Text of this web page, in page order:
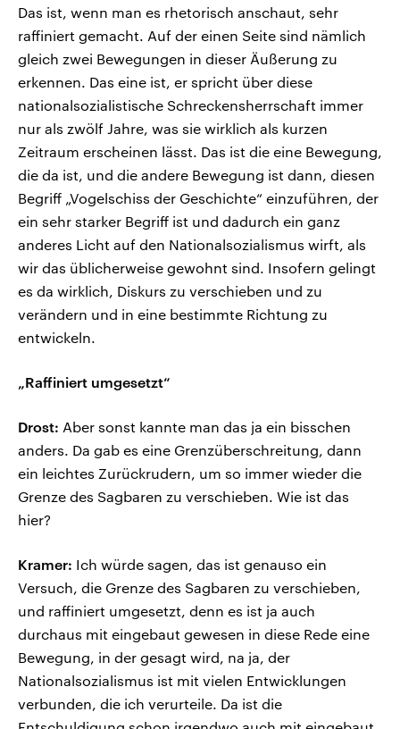
Das ist, wenn man es rhetorisch anschaut, sehr
raffiniert gemacht. Auf der einen Seite sind nämlich
gleich zwei Bewegungen in dieser Äußerung zu
erkennen. Das eine ist, er spricht über diese
nationalsozialistische Schreckensherrschaft immer
nur als zwölf Jahre, was sie wirklich als kurzen
Zeitraum erscheinen lässt. Das ist die eine Bewegung,
die da ist, und die andere Bewegung ist dann, diesen
Begriff „Vogelschiss der Geschichte“ einzuführen, der
ein sehr starker Begriff ist und dadurch ein ganz
anderes Licht auf den Nationalsozialismus wirft, als
wir das üblicherweise gewohnt sind. Insofern gelingt
es da wirklich, Diskurs zu verschieben und zu
verändern und in eine bestimmte Richtung zu
entwickeln.
„Raffiniert umgesetzt“
Drost: Aber sonst kannte man das ja ein bisschen
anders. Da gab es eine Grenzüberschreitung, dann
ein leichtes Zurückrudern, um so immer wieder die
Grenze des Sagbaren zu verschieben. Wie ist das
hier?
Kramer: Ich würde sagen, das ist genauso ein
Versuch, die Grenze des Sagbaren zu verschieben,
und raffiniert umgesetzt, denn es ist ja auch
durchaus mit eingebaut gewesen in diese Rede eine
Bewegung, in der gesagt wird, na ja, der
Nationalsozialismus ist mit vielen Entwicklungen
verbunden, die ich verurteile. Da ist die